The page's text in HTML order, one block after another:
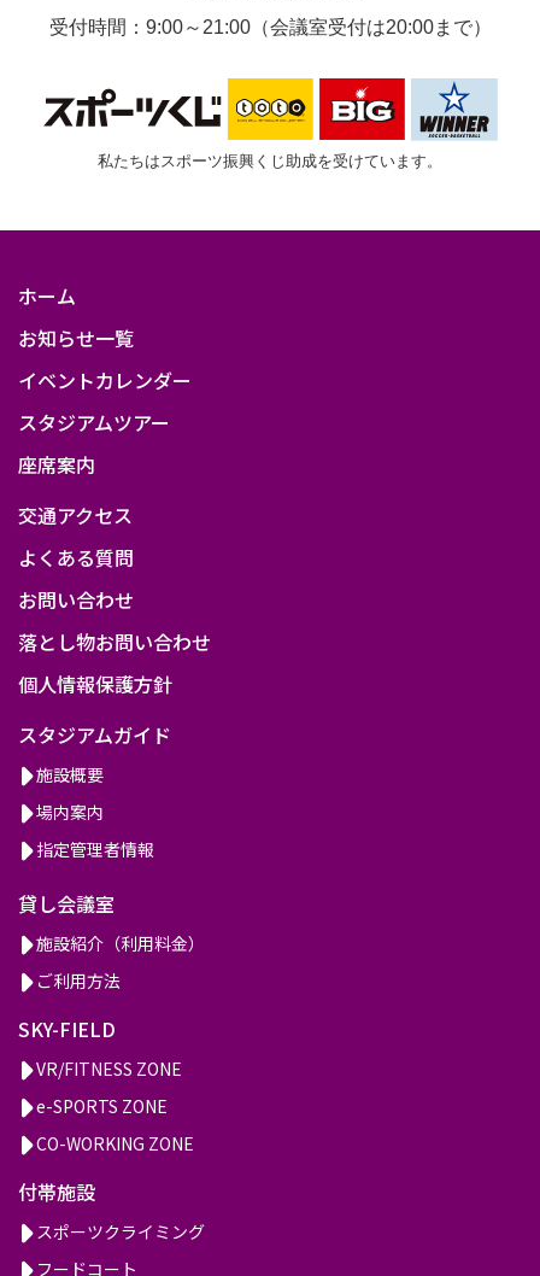
受付時間：9:00～21:00（会議室受付は20:00まで）
私たちはスポーツ振興くじ助成を受けています。
ホーム
お知らせ一覧
イベントカレンダー
スタジアムツアー
座席案内
交通アクセス
よくある質問
お問い合わせ
落とし物お問い合わせ
個人情報保護方針
スタジアムガイド
施設概要
場内案内
指定管理者情報
貸し会議室
施設紹介（利用料金）
ご利用方法
SKY-FIELD
VR/FITNESS ZONE
e-SPORTS ZONE
CO-WORKING ZONE
付帯施設
スポーツクライミング
フードコート